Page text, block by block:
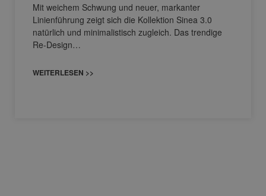
Mit weichem Schwung und neuer, markanter
Linienführung zeigt sich die Kollektion Sinea 3.0
natürlich und minimalistisch zugleich. Das trendige
Re-Design…
WEITERLESEN >>